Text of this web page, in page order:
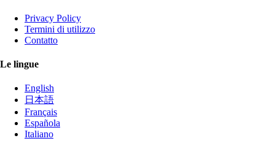
Privacy Policy
Termini di utilizzo
Contatto
Le lingue
English
日本語
Français
Española
Italiano